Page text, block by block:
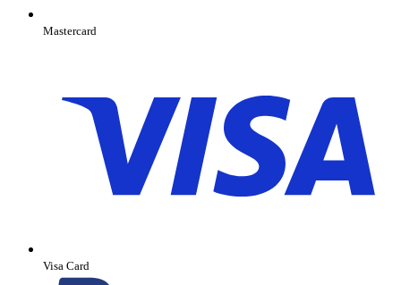
Mastercard
Visa Card